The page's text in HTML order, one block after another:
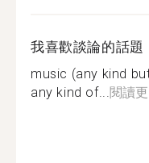
我喜歡談論的話題
music (any kind
any kind of... 閱讀